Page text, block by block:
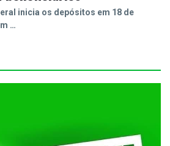
inicia os depósitos em 18 de
…